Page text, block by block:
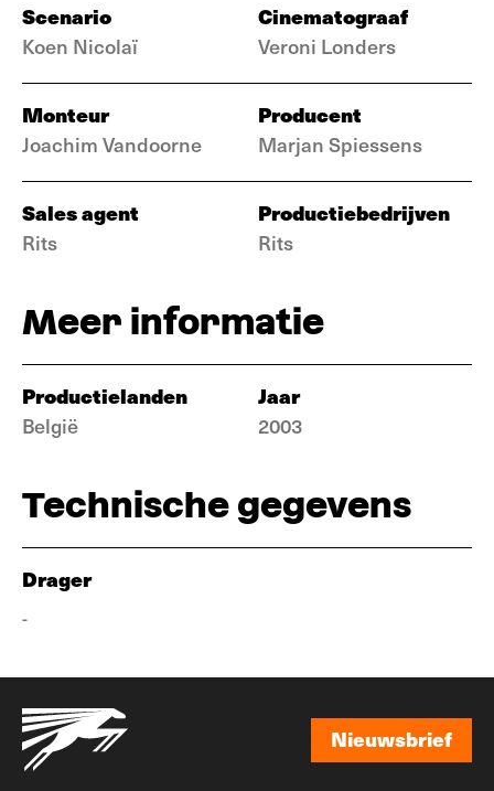
Scenario
Koen Nicolaï
Cinematograaf
Veroni Londers
Monteur
Joachim Vandoorne
Producent
Marjan Spiessens
Sales agent
Rits
Productiebedrijven
Rits
Meer informatie
Productielanden
België
Jaar
2003
Technische gegevens
Drager
-
Nieuwsbrief